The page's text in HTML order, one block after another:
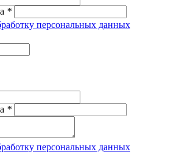
*
персональных данных
*
персональных данных